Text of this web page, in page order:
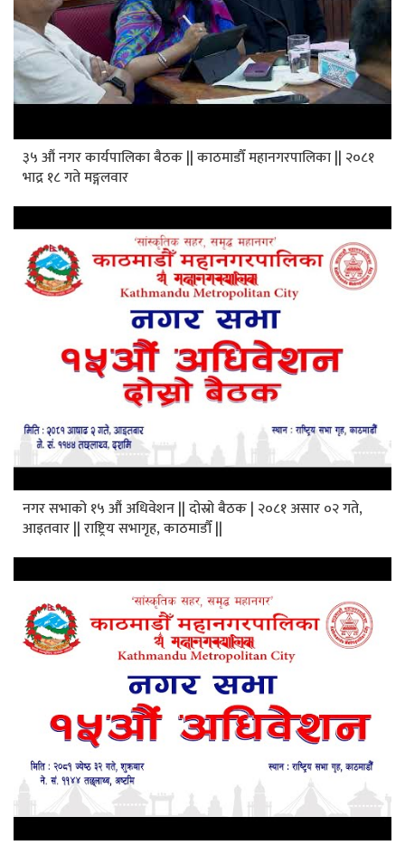
३५ औं नगर कार्यपालिका बैठक || काठमाडौँ महानगरपालिका || २०८१
भाद्र १८ गते मङ्गलवार
नगर सभाको १५ औं अधिवेशन || दोस्रो बैठक | २०८१ असार ०२ गते,
आइतवार || राष्ट्रिय सभागृह, काठमाडौँ ||